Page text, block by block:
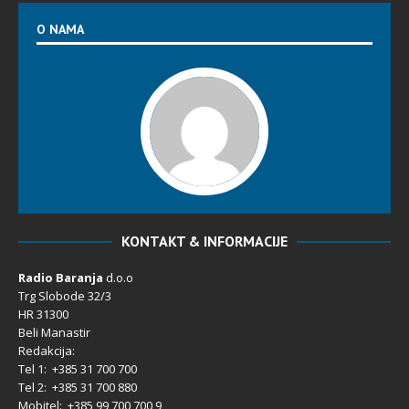
O NAMA
KONTAKT & INFORMACIJE
Radio Baranja d.o.o
Trg Slobode 32/3
HR 31300
Beli Manastir
Redakcija:
Tel 1: +385 31 700 700
Tel 2: +385 31 700 880
Mobitel: +385 99 700 700 9